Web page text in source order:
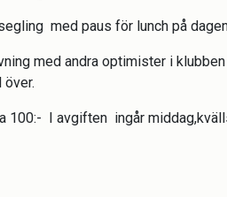
med paus för lunch på
med andra optimister i
100:- I avgiften ingår